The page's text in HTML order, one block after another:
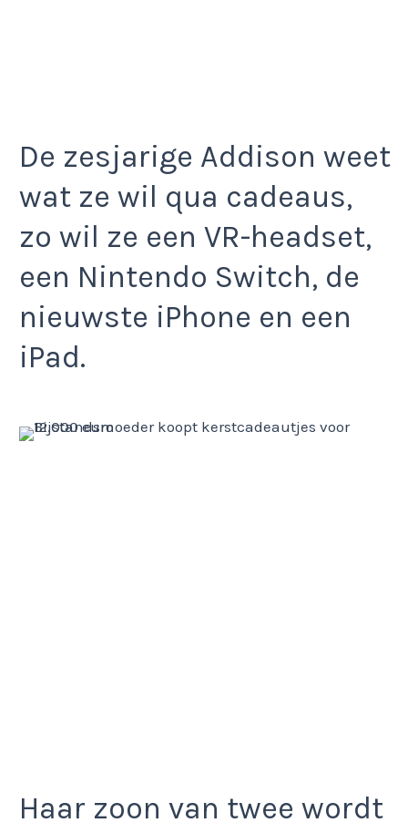
De zesjarige Addison weet
wat ze wil qua cadeaus,
zo wil ze een VR-headset,
een Nintendo Switch, de
nieuwste iPhone en een
iPad.
Haar zoon van twee wordt